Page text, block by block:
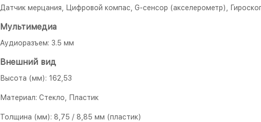
Датчик мерцания, Цифровой компас, G-сенсор (акселерометр),
Мультимедиа
Аудиоразъем: 3.5 мм
Внешний вид
Высота (мм): 162,53
Материал: Стекло, Пластик
Толщина (мм): 8,75 / 8,85 мм (пластик)